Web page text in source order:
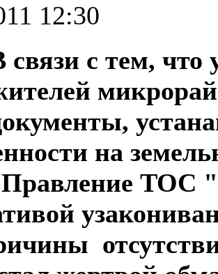
12:30
связи с тем, что
на
ТОС